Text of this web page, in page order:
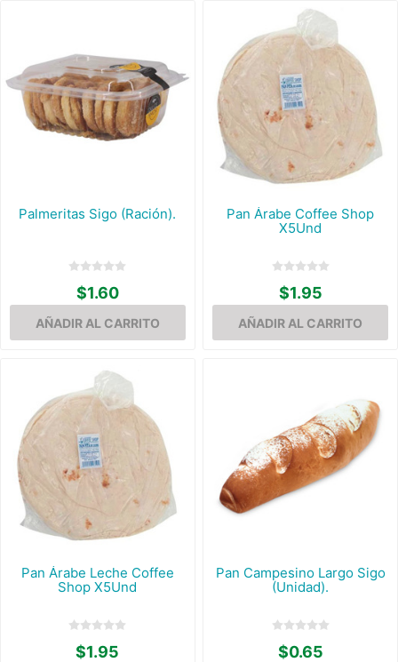
Palmeritas Sigo (Ración).
$1.60
Pan Árabe Coffee Shop
X5Und
$1.95
Pan Árabe Leche Coffee
Shop X5Und
$1.95
Pan Campesino Largo Sigo
(Unidad).
$0.65